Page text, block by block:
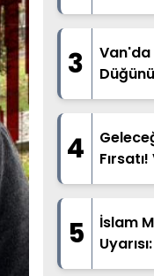
3
Van'da
4
5
İslam